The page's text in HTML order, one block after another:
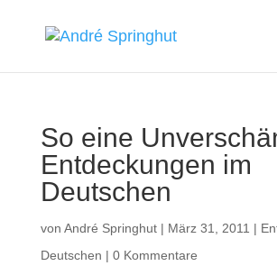
So eine
Entdeckungen im
Deutschen
von André Springhut| März 31, 2011 |
Deutschen | 0 Kommentare